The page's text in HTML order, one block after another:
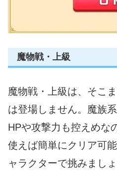
魔物戦・上級
魔物戦・上級は、そこ
は登場しません。魔族
HPや攻撃力も控えめな
使えば簡単にクリア可
ャラクターで挑みましょ